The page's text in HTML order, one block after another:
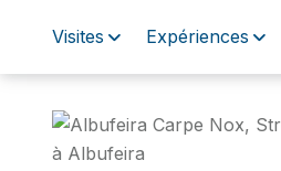
Visites Expériences